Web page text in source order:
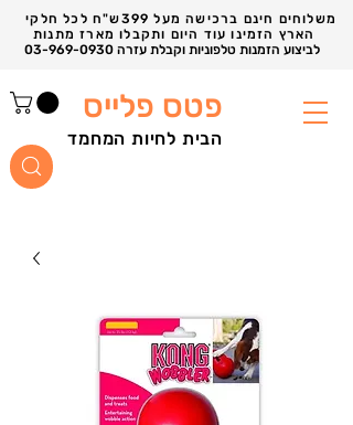
משלוחים חינם ברכישה מעל 399ש"ח לכל חלקי
פטס פלייס
הבית לחיות המחמד